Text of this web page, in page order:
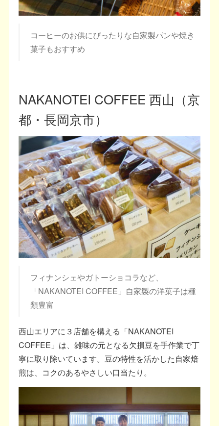
コーヒーのお供にぴったりな自家製パンや焼き
菓子もおすすめ
NAKANOTEI COFFEE 西山（京
都・長岡京市）
フィナンシェやガトーショコラなど、
「NAKANOTEI COFFEE」自家製の洋菓子は種
類豊富
西山エリアに３店舗を構える「NAKANOTEI
COFFEE」は、雑味の元となる欠損豆を手作業で丁
寧に取り除いています。豆の特性を活かした自家焙
煎は、コクのあるやさしい口当たり。